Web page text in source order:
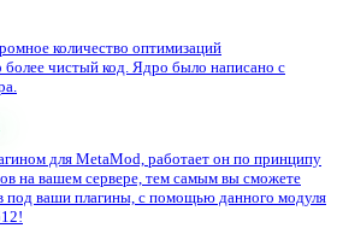
количество оптимизаций
более чистый код. Ядро было написано с
для MetaMod, работает он по принципу
на вашем сервере, тем самым вы сможете
под ваши плагины, с помощью данного модуля